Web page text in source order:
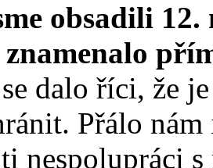
obsadili 12.
dalo říci, že
Přálo nám
nespolupráci